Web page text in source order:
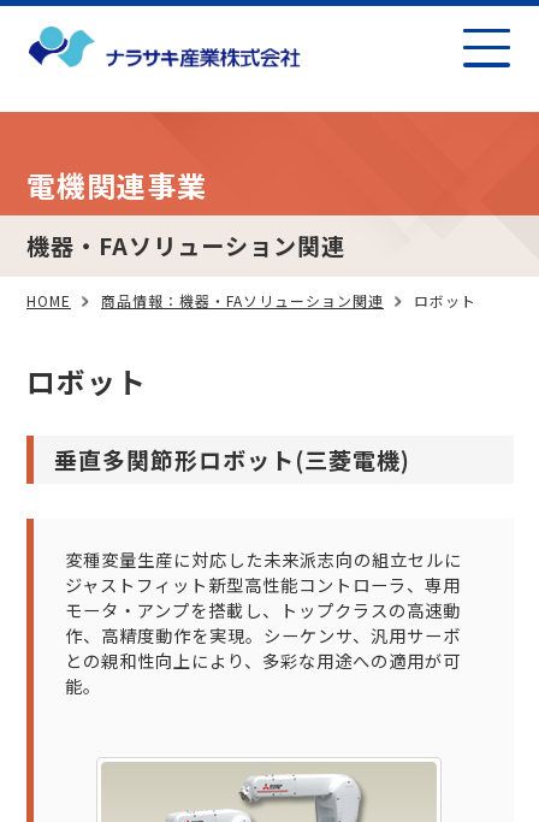
電機関連事業
機器・FAソリューション関連
HOME 商品情報：機器・FAソリューション関連 ロボット
ロボット
垂直多関節形ロボット(三菱電機)
変種変量生産に対応した未来派志向の組立セルに
ジャストフィット新型高性能コントローラ、専用
モータ・アンプを搭載し、トップクラスの高速動
作、高精度動作を実現。シーケンサ、汎用サーボ
との親和性向上により、多彩な用途への適用が可
能。